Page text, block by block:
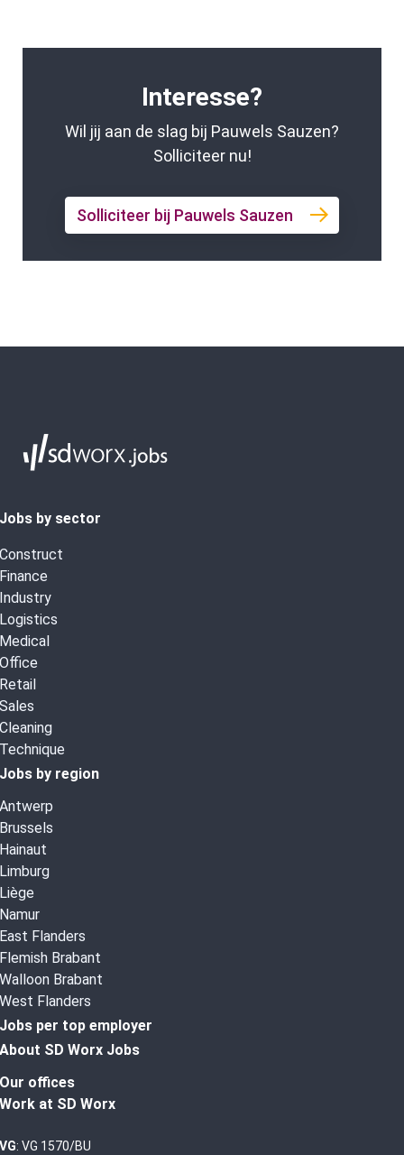
Interesse?
Wil jij aan de slag bij Pauwels Sauzen?
Solliciteer nu!
Solliciteer bij Pauwels Sauzen
Jobs by sector
Construct
Finance
Industry
Logistics
Medical
Office
Retail
Sales
Cleaning
Technique
Jobs by region
Antwerp
Brussels
Hainaut
Limburg
Liège
Namur
East Flanders
Flemish Brabant
Walloon Brabant
West Flanders
Jobs per top employer
About SD Worx Jobs
Our offices
Work at SD Worx
VG: VG 1570/BU